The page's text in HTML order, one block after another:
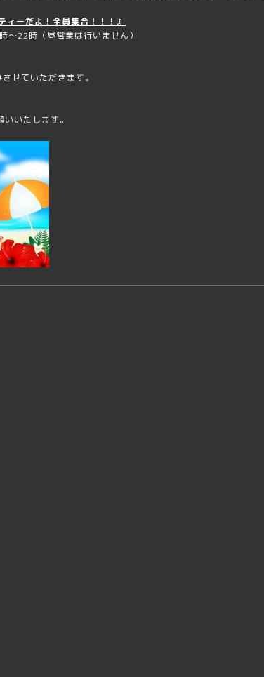
ーだよ！全員集合！！！』
22時（昼営業は行いません）
せていただきます。
いたします。